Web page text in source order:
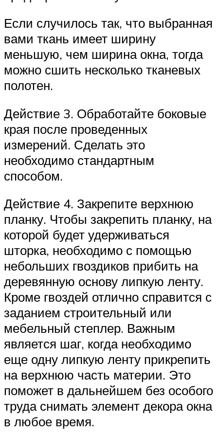
Если случилось так, что выбранная
вами ткань имеет ширину
меньшую, чем ширина окна, тогда
можно сшить несколько тканевых
полотен.
Действие 3. Обработайте боковые
края после проведенных
измерений. Сделать это
необходимо стандартным
способом.
Действие 4. Закрепите верхнюю
планку. Чтобы закрепить планку, на
которой будет удерживаться
шторка, необходимо с помощью
небольших гвоздиков прибить на
деревянную основу липкую ленту.
Кроме гвоздей отлично справится с
заданием строительный или
мебельный степлер. Важным
является шаг, когда необходимо
еще одну липкую ленту прикрепить
на верхнюю часть материи. Это
поможет в дальнейшем без особого
труда снимать элемент декора окна
в любое время.